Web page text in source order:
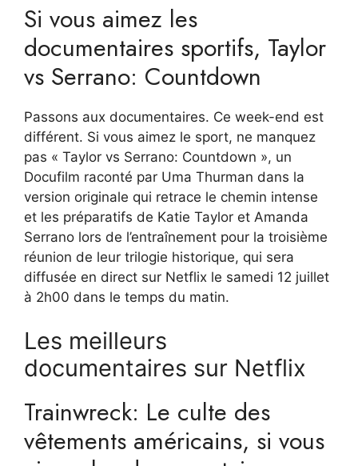
Si vous aimez les
documentaires sportifs, Taylor
vs Serrano: Countdown
Passons aux documentaires. Ce week-end est
différent. Si vous aimez le sport, ne manquez
pas « Taylor vs Serrano: Countdown », un
Docufilm raconté par Uma Thurman dans la
version originale qui retrace le chemin intense
et les préparatifs de Katie Taylor et Amanda
Serrano lors de l’entraînement pour la troisième
réunion de leur trilogie historique, qui sera
diffusée en direct sur Netflix le samedi 12 juillet
à 2h00 dans le temps du matin.
Les meilleurs
documentaires sur Netflix
Trainwreck: Le culte des
vêtements américains, si vous